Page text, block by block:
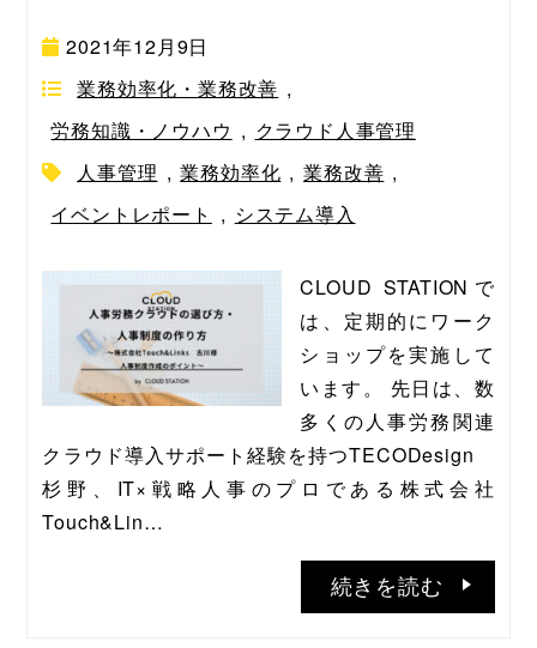
2021年12月9日
業務効率化・業務改善 ,
労務知識・ノウハウ , クラウド人事管理
人事管理 , 業務効率化 , 業務改善 ,
イベントレポート , システム導入
CLOUD STATIONで
は、定期的にワーク
ショップを実施して
います。 先日は、数
多くの人事労務関連
クラウド導入サポート経験を持つTECODesign
杉野、IT×戦略人事のプロである株式会社
Touch&Lin…
続きを読む